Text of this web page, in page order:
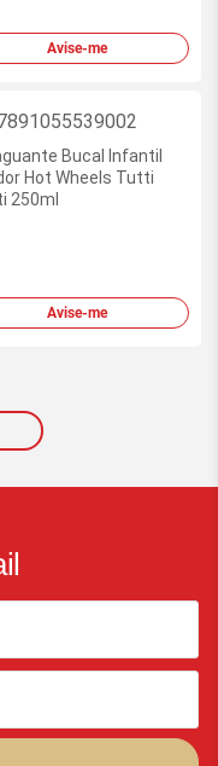
Avise-me
Bucal Infantil
Hot Wheels Tutti
250ml
Avise-me